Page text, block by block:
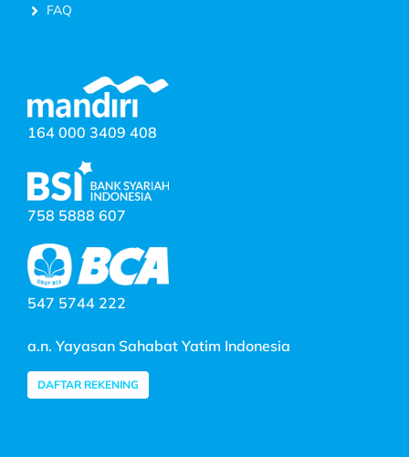
FAQ
164 000 3409 408
758 5888 607
547 5744 222
a.n. Yayasan Sahabat Yatim Indonesia
DAFTAR REKENING